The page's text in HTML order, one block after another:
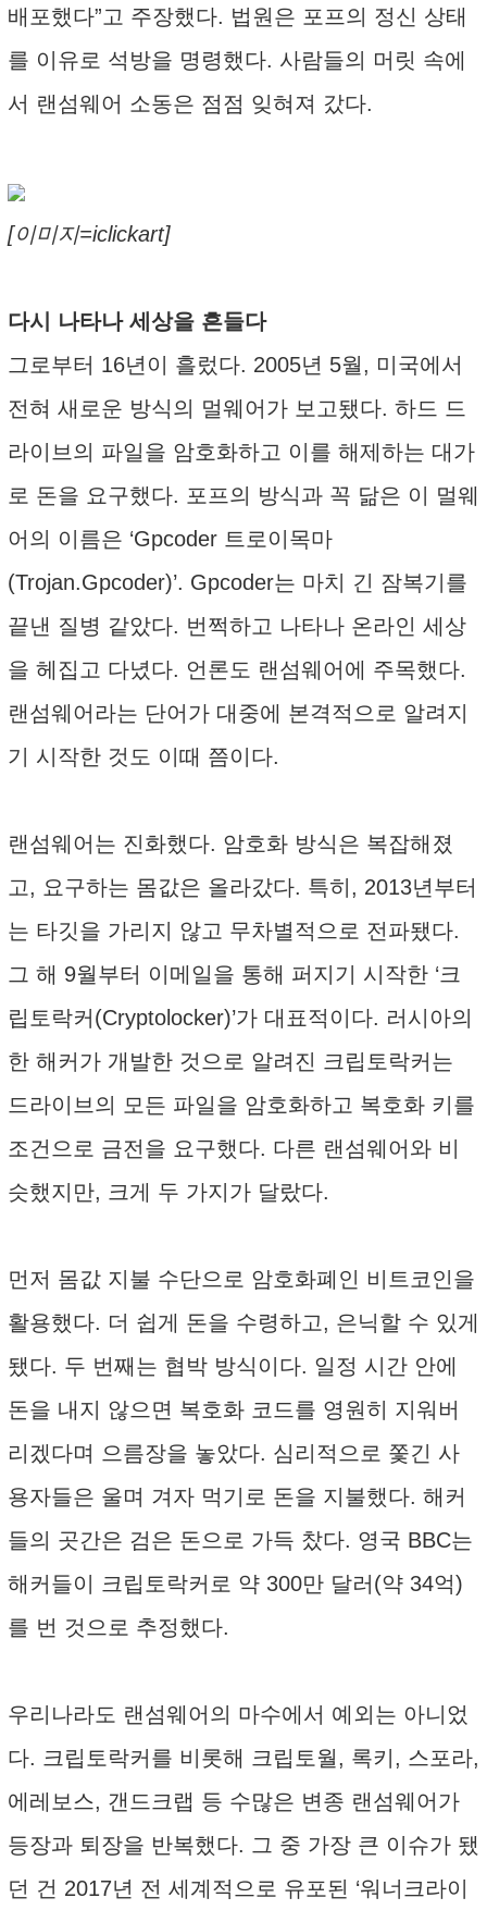
배포했다”고 주장했다. 법원은 포프의 정신 상태
를 이유로 석방을 명령했다. 사람들의 머릿 속에
서 랜섬웨어 소동은 점점 잊혀져 갔다.
[이미지=iclickart]
다시 나타나 세상을 흔들다
그로부터 16년이 흘렀다. 2005년 5월, 미국에서
전혀 새로운 방식의 멀웨어가 보고됐다. 하드 드
라이브의 파일을 암호화하고 이를 해제하는 대가
로 돈을 요구했다. 포프의 방식과 꼭 닮은 이 멀웨
어의 이름은 ‘Gpcoder 트로이목마
(Trojan.Gpcoder)’. Gpcoder는 마치 긴 잠복기를
끝낸 질병 같았다. 번쩍하고 나타나 온라인 세상
을 헤집고 다녔다. 언론도 랜섬웨어에 주목했다.
랜섬웨어라는 단어가 대중에 본격적으로 알려지
기 시작한 것도 이때 쯤이다.
랜섬웨어는 진화했다. 암호화 방식은 복잡해졌
고, 요구하는 몸값은 올라갔다. 특히, 2013년부터
는 타깃을 가리지 않고 무차별적으로 전파됐다.
그 해 9월부터 이메일을 통해 퍼지기 시작한 ‘크
립토락커(Cryptolocker)’가 대표적이다. 러시아의
한 해커가 개발한 것으로 알려진 크립토락커는
드라이브의 모든 파일을 암호화하고 복호화 키를
조건으로 금전을 요구했다. 다른 랜섬웨어와 비
슷했지만, 크게 두 가지가 달랐다.
먼저 몸값 지불 수단으로 암호화폐인 비트코인을
활용했다. 더 쉽게 돈을 수령하고, 은닉할 수 있게
됐다. 두 번째는 협박 방식이다. 일정 시간 안에
돈을 내지 않으면 복호화 코드를 영원히 지워버
리겠다며 으름장을 놓았다. 심리적으로 쫓긴 사
용자들은 울며 겨자 먹기로 돈을 지불했다. 해커
들의 곳간은 검은 돈으로 가득 찼다. 영국 BBC는
해커들이 크립토락커로 약 300만 달러(약 34억)
를 번 것으로 추정했다.
우리나라도 랜섬웨어의 마수에서 예외는 아니었
다. 크립토락커를 비롯해 크립토월, 록키, 스포라,
에레보스, 갠드크랩 등 수많은 변종 랜섬웨어가
등장과 퇴장을 반복했다. 그 중 가장 큰 이슈가 됐
던 건 2017년 전 세계적으로 유포된 ‘워너크라이